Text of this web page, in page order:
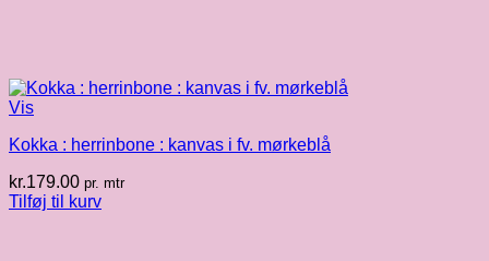
Vis
Kokka : herrinbone : kanvas i fv. mørkeblå
kr.179.00 pr. mtr
Tilføj til kurv